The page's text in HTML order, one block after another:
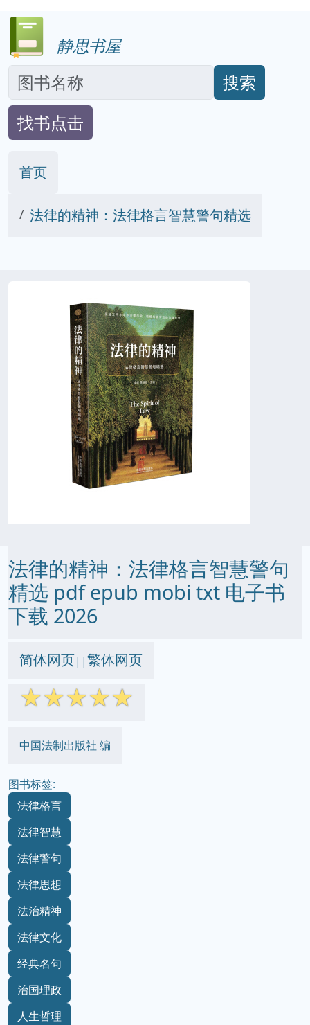
静思书屋
搜索
找书点击
首页
法律的精神：法律格言智慧警句精选
法律的精神：法律格言智慧警句
精选 pdf epub mobi txt 电子书
下载 2026
简体网页||繁体网页
☆☆☆☆☆
中国法制出版社 编
图书标签:
法律格言
法律智慧
法律警句
法律思想
法治精神
法律文化
经典名句
治国理政
人生哲理